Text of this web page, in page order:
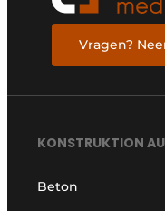
Vragen?
KONSTRUKTION
Beton